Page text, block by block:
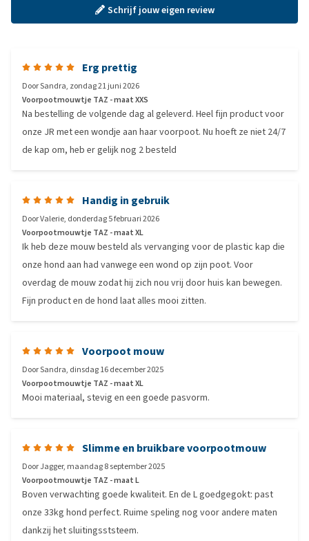
Schrijf jouw eigen review
Erg prettig
DoorSandra, zondag 21 juni 2026
Voorpootmouwtje TAZ - maat XXS
Na bestelling de volgende dag al geleverd. Heel fijn product voor
onze JR met een wondje aan haar voorpoot. Nu hoeft ze niet 24/7
de kap om, heb er gelijk nog 2 besteld
Handig in gebruik
DoorValerie, donderdag 5 februari 2026
Voorpootmouwtje TAZ - maat XL
Ik heb deze mouw besteld als vervanging voor de plastic kap die
onze hond aan had vanwege een wond op zijn poot. Voor
overdag de mouw zodat hij zich nou vrij door huis kan bewegen.
Fijn product en de hond laat alles mooi zitten.
Voorpoot mouw
DoorSandra, dinsdag 16 december 2025
Voorpootmouwtje TAZ - maat XL
Mooi materiaal, stevig en een goede pasvorm.
Slimme en bruikbare voorpootmouw
DoorJagger, maandag 8 september 2025
Voorpootmouwtje TAZ - maat L
Boven verwachting goede kwaliteit. En de L goedgegokt: past
onze 33kg hond perfect. Ruime speling nog voor andere maten
dankzij het sluitingsststeem.